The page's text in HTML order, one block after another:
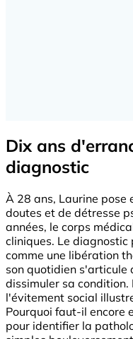
Dix ans
diagnostic
À 28 ans, Laurine pose
doutes et de détresse
années, le corps
cliniques. Le
comme une libération
son quotidien s'articule
dissimuler sa condition.
l'évitement social
Pourquoi faut-il encore
pour identifier la